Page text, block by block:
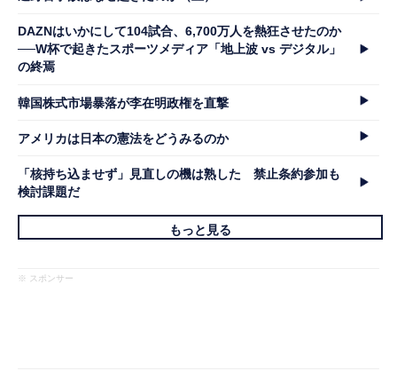
DAZNはいかにして104試合、6,700万人を熱狂させたのか
──W杯で起きたスポーツメディア「地上波 vs デジタル」
の終焉
韓国株式市場暴落が李在明政権を直撃
アメリカは日本の憲法をどうみるのか
「核持ち込ませず」見直しの機は熟した 禁止条約参加も
検討課題だ
もっと見る
※ スポンサー